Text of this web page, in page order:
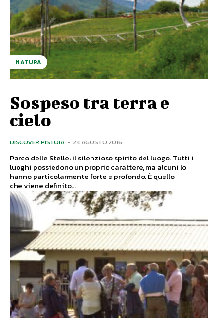
NATURA
Sospeso tra terra e
cielo
DISCOVER PISTOIA - 24 AGOSTO 2016
Parco delle Stelle: il silenzioso spirito del luogo. Tutti i
luoghi possiedono un proprio carattere, ma alcuni lo
hanno particolarmente forte e profondo. È quello
che viene definito...